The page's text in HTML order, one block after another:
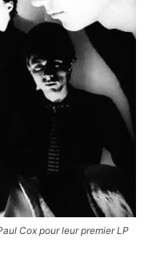
Cox pour leur premier LP